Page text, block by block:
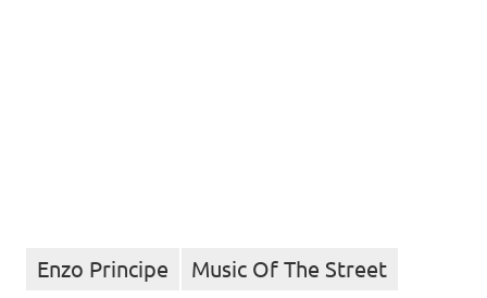
Enzo Principe Music Of The Street